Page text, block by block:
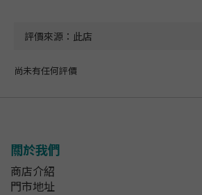
尚未有任何評價
關於我們
商店介紹
門市地址